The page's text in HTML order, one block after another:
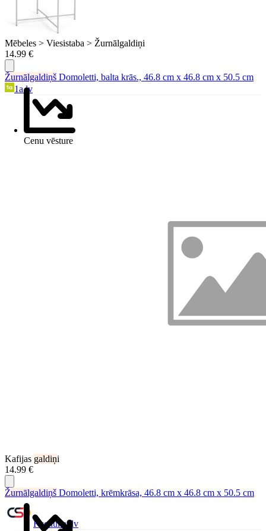
Mēbeles > Viesistaba > Žurnālgaldiņi
14.99 €
Cenu vēsture
Žurnālgaldiņš Domoletti, balta krās., 46.8 cm x 46.8 cm x 50.5 cm
1a.lv
Kafijas galdiņi
14.99 €
Žurnālgaldiņš Domoletti, krēmkrāsa, 46.8 cm x 46.8 cm x 50.5 cm
Ksenukai.lv